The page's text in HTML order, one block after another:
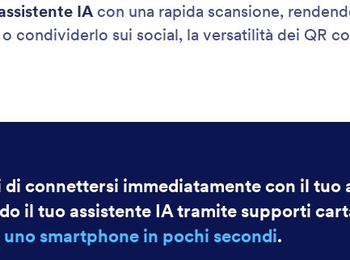
IA con una rapida scansione,
condividerlo sui social, la versatilità dei QR
connettersi immediatamente con il tuo
il tuo assistente IA tramite supporti
smartphone in pochi secondi.